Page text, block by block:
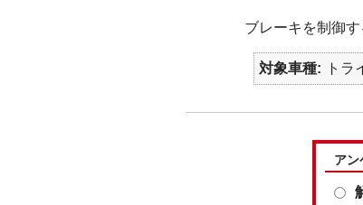
ブレーキを制御
対象車種 トラ
アン